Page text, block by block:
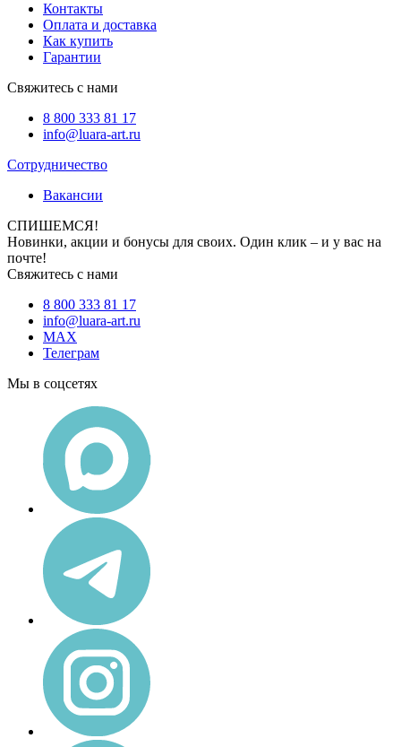
Контакты
Оплата и доставка
Как купить
Гарантии
Свяжитесь с нами
8 800 333 81 17
info@luara-art.ru
Сотрудничество
Вакансии
СПИШЕМСЯ!
Новинки, акции и бонусы для своих. Один клик – и у вас на
почте!
Свяжитесь с нами
8 800 333 81 17
info@luara-art.ru
MAX
Телеграм
Мы в соцсетях